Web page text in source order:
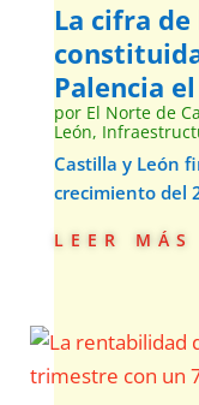
La cifra
Palencia
por El Norte de
León,
Castilla y León
crecimiento del
leer más